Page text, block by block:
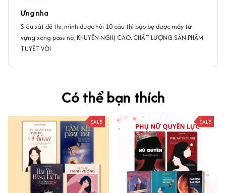
Ưng nha
Siêu sát đề thi, mình được hỏi 10 câu thì bập bẹ được mấy từ
vựng xong pass nè, KHUYẾN NGHỊ CAO, CHẤT LƯỢNG SẢN PHẨM
TUYỆT VỜI
Có thể bạn thích
SALE SALE